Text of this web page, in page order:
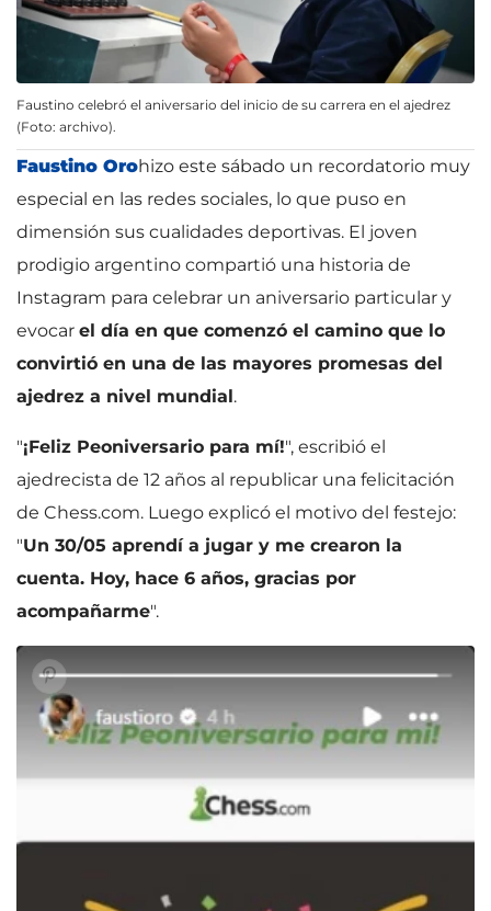
Faustino celebró el aniversario del inicio de su carrera en el ajedrez
(Foto: archivo).
Faustino Orohizo este sábado un recordatorio muy
especial en las redes sociales, lo que puso en
dimensión sus cualidades deportivas. El joven
prodigio argentino compartió una historia de
Instagram para celebrar un aniversario particular y
evocar el día en que comenzó el camino que lo
convirtió en una de las mayores promesas del
ajedrez a nivel mundial.
"¡Feliz Peoniversario para mí!", escribió el
ajedrecista de 12 años al republicar una felicitación
de Chess.com. Luego explicó el motivo del festejo:
"Un 30/05 aprendí a jugar y me crearon la
cuenta. Hoy, hace 6 años, gracias por
acompañarme".